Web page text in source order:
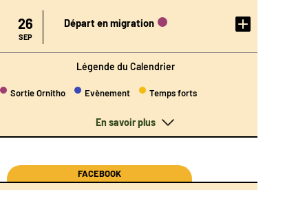
26
SEP
Départ en migration
DE
L'ÉVÉN
Légende du Calendrier
Sortie Ornitho Evènement Temps forts
En savoir plus
FACEBOOK